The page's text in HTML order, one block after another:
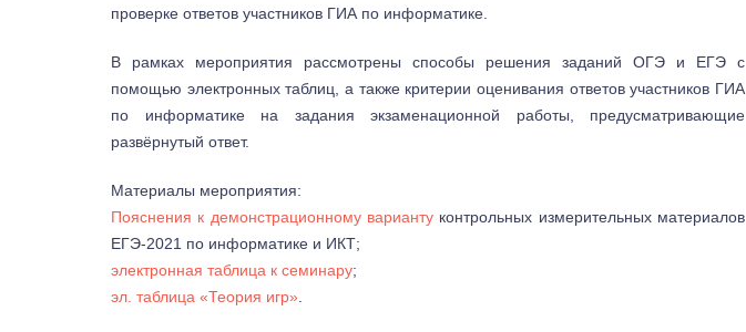
проверке ответов участников ГИА по информатике.
В рамках мероприятия рассмотрены способы решения заданий ОГЭ и ЕГЭ с
помощью электронных таблиц, а также критерии оценивания ответов участников ГИА
по информатике на задания экзаменационной работы, предусматривающие
развёрнутый ответ.
Материалы мероприятия:
Пояснения к демонстрационному варианту контрольных измерительных материалов
ЕГЭ-2021 по информатике и ИКТ;
электронная таблица к семинару;
эл. таблица «Теория игр»